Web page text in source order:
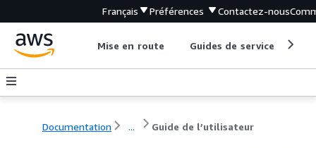
Français Préférences Contactez-nous
Mise en route Guides de service
Documentation ... Guide de l’utilisateur